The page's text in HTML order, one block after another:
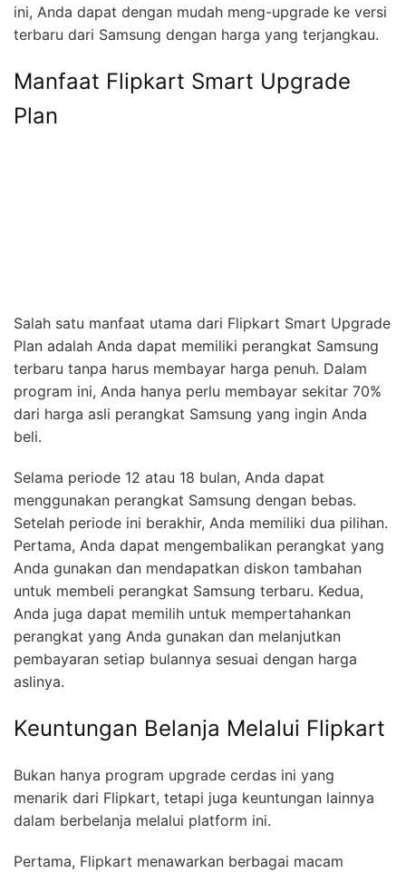
ini, Anda dapat dengan mudah meng-upgrade ke versi
terbaru dari Samsung dengan harga yang terjangkau.
Manfaat Flipkart Smart Upgrade
Plan
Salah satu manfaat utama dari Flipkart Smart Upgrade
Plan adalah Anda dapat memiliki perangkat Samsung
terbaru tanpa harus membayar harga penuh. Dalam
program ini, Anda hanya perlu membayar sekitar 70%
dari harga asli perangkat Samsung yang ingin Anda
beli.
Selama periode 12 atau 18 bulan, Anda dapat
menggunakan perangkat Samsung dengan bebas.
Setelah periode ini berakhir, Anda memiliki dua pilihan.
Pertama, Anda dapat mengembalikan perangkat yang
Anda gunakan dan mendapatkan diskon tambahan
untuk membeli perangkat Samsung terbaru. Kedua,
Anda juga dapat memilih untuk mempertahankan
perangkat yang Anda gunakan dan melanjutkan
pembayaran setiap bulannya sesuai dengan harga
aslinya.
Keuntungan Belanja Melalui Flipkart
Bukan hanya program upgrade cerdas ini yang
menarik dari Flipkart, tetapi juga keuntungan lainnya
dalam berbelanja melalui platform ini.
Pertama, Flipkart menawarkan berbagai macam